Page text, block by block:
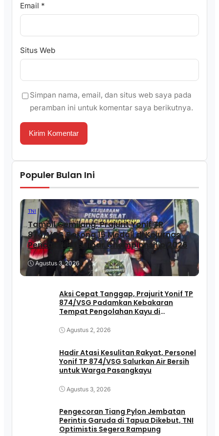
Email *
Situs Web
Simpan nama, email, dan situs web saya pada
peramban ini untuk komentar saya berikutnya.
Populer Bulan Ini
TNI
Tampil Gemilang, Prajurit Yonif TP
874/VSG Borong 15 Medali di Kejurnas
Pencak Silat Sulbar Championship 2026
Agustus 3, 2026
Aksi Cepat Tanggap, Prajurit Yonif TP
874/VSG Padamkan Kebakaran
Tempat Pengolahan Kayu di
Agustus 2, 2026
Hadir Atasi Kesulitan Rakyat, Personel
Yonif TP 874/VSG Salurkan Air Bersih
untuk Warga Pasangkayu
Agustus 3, 2026
Pengecoran Tiang Pylon Jembatan
Perintis Garuda di Tapua Dikebut, TNI
Optimistis Segera Rampung